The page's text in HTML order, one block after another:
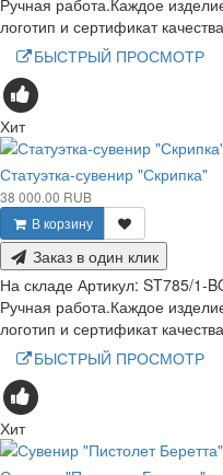
логотип и сертификат
БЫСТРЫЙ ПРОСМОТР
Хит
Статуэтка-сувенир "Скрипка"
38 000.00 RUB
В корзину
Заказ в один клик
На складе Артикул: ST785/1-
Ручная работа.Каждое
логотип и сертификат
БЫСТРЫЙ ПРОСМОТР
Хит